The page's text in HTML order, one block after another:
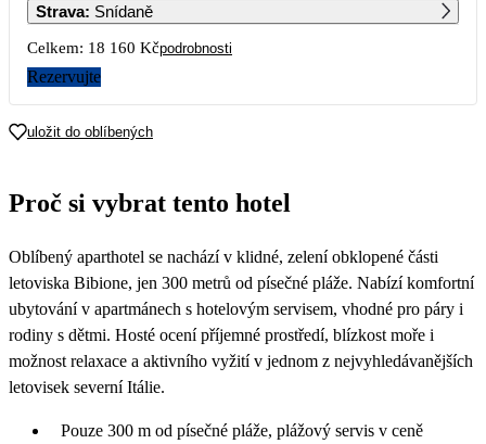
3 4 5 6 7 8 9
9 080
17
24
9 000
25 26 27
31
Strava: Snídaně
Celkem: 18 160 Kčpodrobnosti
Rezervujte
uložit do oblíbených
Proč si vybrat tento hotel
Oblíbený aparthotel se nachází v klidné, zelení obklopené části
letoviska Bibione, jen 300 metrů od písečné pláže. Nabízí komfortní
ubytování v apartmánech s hotelovým servisem, vhodné pro páry i
rodiny s dětmi. Hosté ocení příjemné prostředí, blízkost moře i
možnost relaxace a aktivního vyžití v jednom z nejvyhledávanějších
letovisek severní Itálie.
Pouze 300 m od písečné pláže, plážový servis v ceně